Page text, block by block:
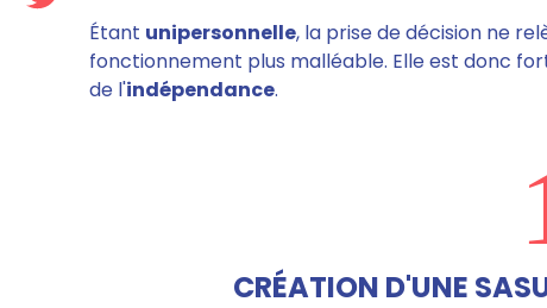
Étant unipersonnelle, la prise de décision ne
fonctionnement plus malléable. Elle est donc
de l'indépendance.
CRÉATION D'UNE